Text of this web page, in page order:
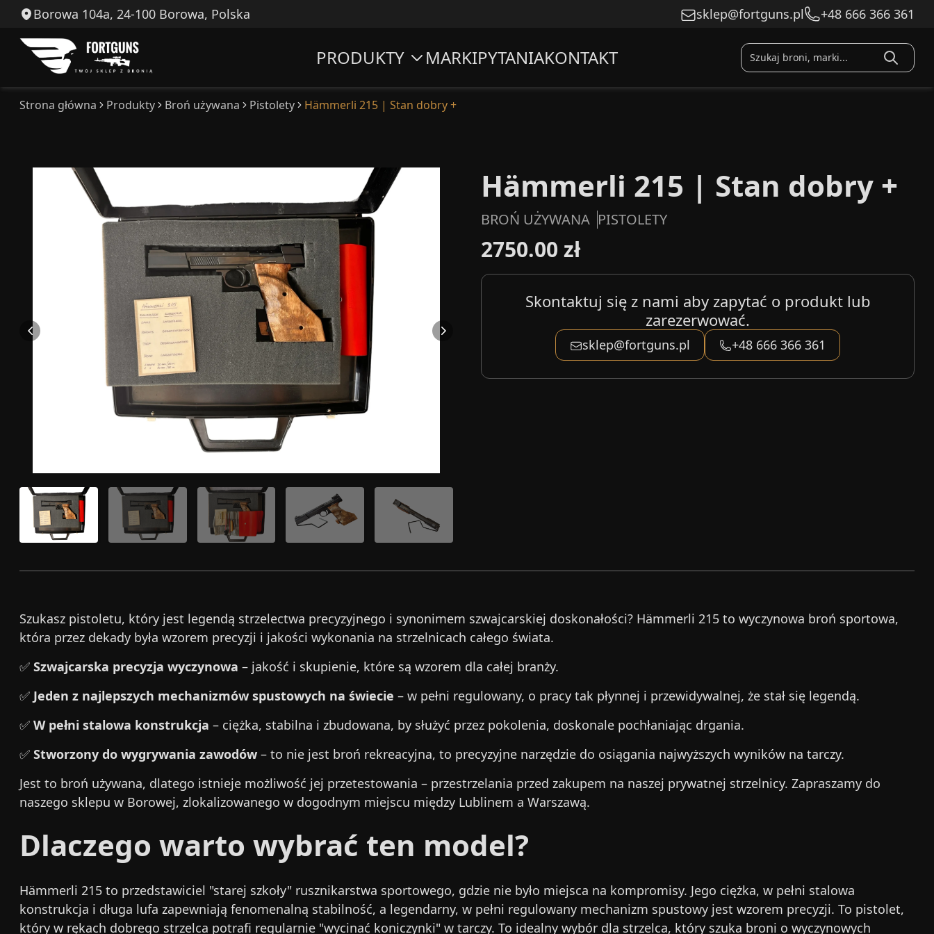
Borowa 104a, 24-100 Borowa, Polska sklep@fortguns.pl +48 666 366 361
PRODUKTY MARKIPYTANIAKONTAKT
Strona główna Produkty Broń używana Pistolety Hämmerli 215 | Stan dobry +
Hämmerli 215 | Stan dobry +
BROŃ UŻYWANA PISTOLETY
2750.00 zł
Skontaktuj się z nami aby zapytać o produkt lub
zarezerwować.
sklep@fortguns.pl +48 666 366 361
Szukasz pistoletu, który jest legendą strzelectwa precyzyjnego i synonimem szwajcarskiej doskonałości? Hämmerli 215 to wyczynowa broń sportowa,
która przez dekady była wzorem precyzji i jakości wykonania na strzelnicach całego świata.
✅ Szwajcarska precyzja wyczynowa – jakość i skupienie, które są wzorem dla całej branży.
✅ Jeden z najlepszych mechanizmów spustowych na świecie – w pełni regulowany, o pracy tak płynnej i przewidywalnej, że stał się legendą.
✅ W pełni stalowa konstrukcja – ciężka, stabilna i zbudowana, by służyć przez pokolenia, doskonale pochłaniając drgania.
✅ Stworzony do wygrywania zawodów – to nie jest broń rekreacyjna, to precyzyjne narzędzie do osiągania najwyższych wyników na tarczy.
Jest to broń używana, dlatego istnieje możliwość jej przetestowania – przestrzelania przed zakupem na naszej prywatnej strzelnicy. Zapraszamy do
naszego sklepu w Borowej, zlokalizowanego w dogodnym miejscu między Lublinem a Warszawą.
Dlaczego warto wybrać ten model?
Hämmerli 215 to przedstawiciel "starej szkoły" rusznikarstwa sportowego, gdzie nie było miejsca na kompromisy. Jego ciężka, w pełni stalowa
konstrukcja i długa lufa zapewniają fenomenalną stabilność, a legendarny, w pełni regulowany mechanizm spustowy jest wzorem precyzji. To pistolet,
który w rękach dobrego strzelca potrafi regularnie "wycinać koniczynki" w tarczy. To idealny wybór dla strzelca, który szuka broni o wyczynowych